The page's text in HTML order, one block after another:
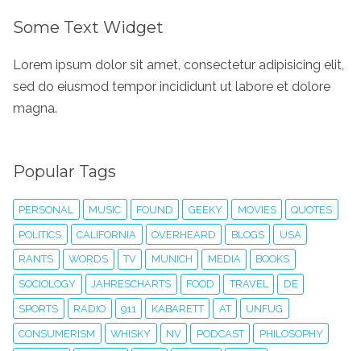
Some Text Widget
Lorem ipsum dolor sit amet, consectetur adipisicing elit,
sed do eiusmod tempor incididunt ut labore et dolore
magna.
Popular Tags
PERSONAL MUSIC FOUND GEEKY MOVIES QUOTES
POLITICS CALIFORNIA OVERHEARD BLOGS USA
RANTS WORDS TV MUNICH MEDIA BOOKS
SOCIOLOGY JAHRESCHARTS FOOD TRAVEL DE
SPORTS RADIO 911 KABARETT AT UNFUG
CONSUMERISM WHISKY NV PODCAST PHILOSOPHY